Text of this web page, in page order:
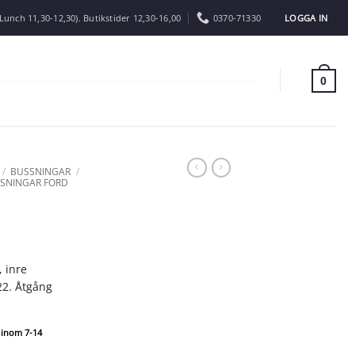
11,30-12,30). Butikstider 12,30-16,00 0370-71330 LOGGA IN
0
/ BUSSNINGAR /
FORD
inre
Åtgång
7-14